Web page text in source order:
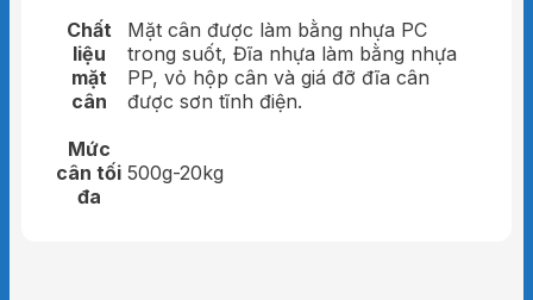
Chất
liệu
mặt
cân
Mặt cân được làm bằng nhựa PC
trong suốt, Đĩa nhựa làm bằng nhựa
PP, vỏ hộp cân và giá đỡ đĩa cân
được sơn tĩnh điện.
Mức
cân tối
đa
500g-20kg